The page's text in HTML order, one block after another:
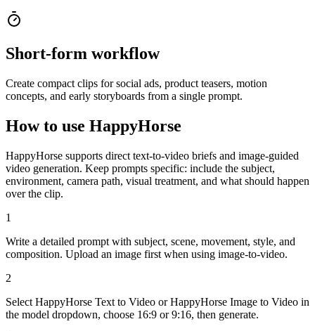
Short-form workflow
Create compact clips for social ads, product teasers, motion
concepts, and early storyboards from a single prompt.
How to use HappyHorse
HappyHorse supports direct text-to-video briefs and image-guided
video generation. Keep prompts specific: include the subject,
environment, camera path, visual treatment, and what should happen
over the clip.
1
Write a detailed prompt with subject, scene, movement, style, and
composition. Upload an image first when using image-to-video.
2
Select HappyHorse Text to Video or HappyHorse Image to Video in
the model dropdown, choose 16:9 or 9:16, then generate.